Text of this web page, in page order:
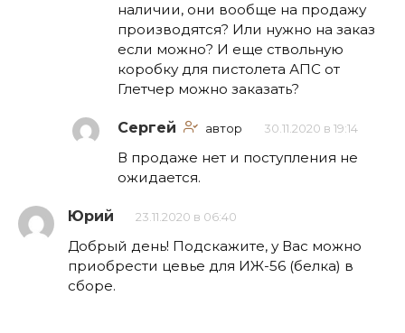
наличии, они вообще на продажу
производятся? Или нужно на заказ
если можно? И еще ствольную
коробку для пистолета АПС от
Глетчер можно заказать?
Сергей автор 30.11.2020 в 19:14
В продаже нет и поступления не
ожидается.
Юрий 23.11.2020 в 06:40
Добрый день! Подскажите, у Вас можно
приобрести цевье для ИЖ-56 (белка) в
сборе.